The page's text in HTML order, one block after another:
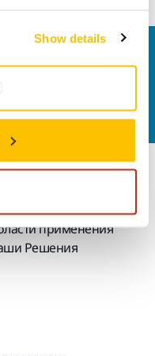
Show details
поддержки ответят
применения
Решения